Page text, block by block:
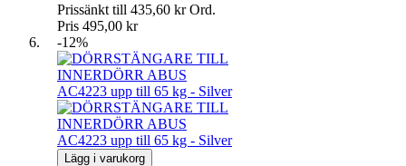
Prissänkt till 435,60 kr Ord.
Pris 495,00 kr
-12%
Lägg i varukorg